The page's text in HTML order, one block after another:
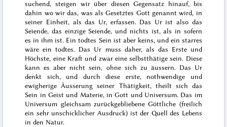
suchend, steigen wir über diesen Gegensatz hinauf, bis
dahin wo wir das, was als Gesetztes Gott genannt wird, in
seiner Einheit, als das Ur, erfassen. Das Ur ist also das
Seiende, das einzige Seiende, und nichts ist, als in sofern
es in ihm ist. Ein todtes Sein ist aber keins, und ein starres
wäre ein todtes. Das Ur muss daher, als das Erste und
Höchste, eine Kraft und zwar eine selbstthätige sein. Diese
kann es aber nicht sein, ohne sich zu äussern. Das Ur
denkt sich, und durch diese erste, nothwendige und
ewigherige Äusserung seiner Thätigkeit, theilt sich das
Sein in Geist und Materie, in Gott und Universum. Das im
Universum gleichsam zurückgebliebene Göttliche (freilich
ein sehr unschicklicher Ausdruck) ist der Quell des Lebens
in den Natur.